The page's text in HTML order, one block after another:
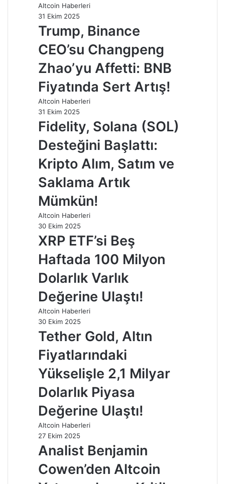
Altcoin Haberleri
31 Ekim 2025
Trump, Binance
CEO’su Changpeng
Zhao’yu Affetti: BNB
Fiyatında Sert Artış!
Altcoin Haberleri
31 Ekim 2025
Fidelity, Solana (SOL)
Desteğini Başlattı:
Kripto Alım, Satım ve
Saklama Artık
Mümkün!
Altcoin Haberleri
30 Ekim 2025
XRP ETF’si Beş
Haftada 100 Milyon
Dolarlık Varlık
Değerine Ulaştı!
Altcoin Haberleri
30 Ekim 2025
Tether Gold, Altın
Fiyatlarındaki
Yükselişle 2,1 Milyar
Dolarlık Piyasa
Değerine Ulaştı!
Altcoin Haberleri
27 Ekim 2025
Analist Benjamin
Cowen’den Altcoin